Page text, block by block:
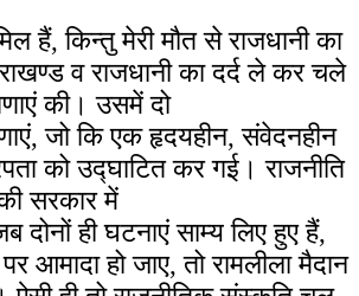
हैं, किन्तु मेरी मौत से राजधानी का
व राजधानी का दर्द ले कर चले
की। उसमें दो
जो कि एक हृदयहीन, संवेदनहीन
को उद्घाटित कर गई। राजनीति
सरकार में
ही घटनाएं साम्य लिए हुए हैं,
आमादा हो जाए, तो रामलीला मैदान